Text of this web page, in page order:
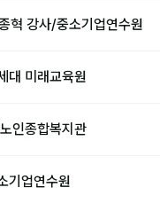
혁 강사/중소기업연수원
대 미래교육원
인종합복지관
기업연수원